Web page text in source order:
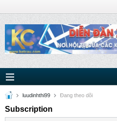
luudinhthi99 Ðang theo dõi
Subscription